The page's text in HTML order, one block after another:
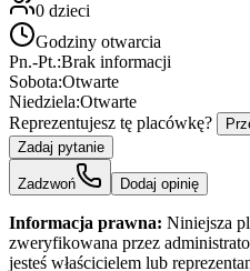
0 dzieci
Godziny otwarcia
Pn.-Pt.:Brak informacji
Sobota:Otwarte
Niedziela:Otwarte
Reprezentujesz tę placówkę?
Zadaj pytanie
Zadzwoń Dodaj opinię
Informacja prawna: Niniejsza
zweryfikowana przez
jesteś właścicielem lub